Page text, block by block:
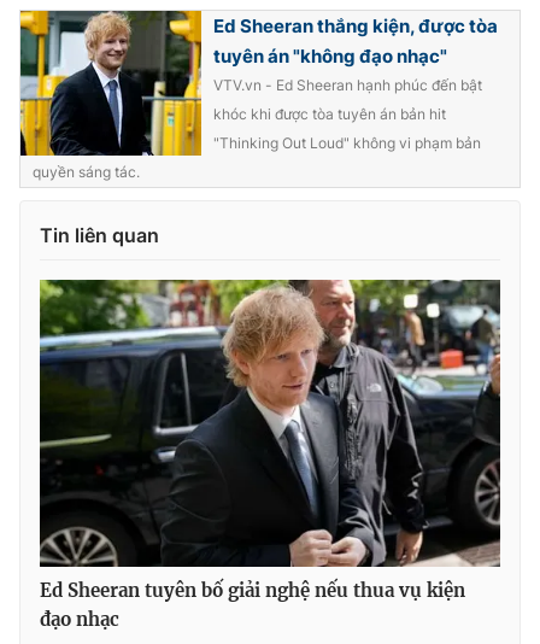
Ðiện thoại Thời báo VTV:024.66 897 897
Email:
toasoan@vtv.vn
Liên hệ quảng cáo:024-7300.7108
® Cấm sao chép dưới mọi hình thức nếu không có sự chấp
thuận bằng văn bản. Ghi rõ nguồn VTV.vn khi phát hành lại
thông tin từ website này.
Ed Sheeran thắng kiện, được tòa
tuyên án "không đạo nhạc"
VTV.vn - Ed Sheeran hạnh phúc đến bật
khóc khi được tòa tuyên án bản hit
"Thinking Out Loud" không vi phạm bản
quyền sáng tác.
Tin liên quan
Ed Sheeran tuyên bố giải nghệ nếu thua vụ kiện
đạo nhạc